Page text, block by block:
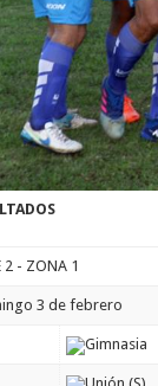
2 - ZONA 1
3 de febrero
Gimnasia